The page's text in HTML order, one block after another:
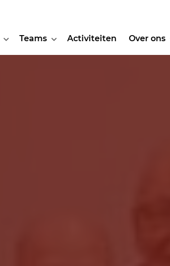
Teams Activiteiten Over ons